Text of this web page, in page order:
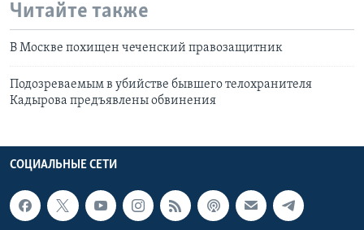
Читайте также
В Москве похищен чеченский правозащитник
Подозреваемым в убийстве бывшего телохранителя
Кадырова предъявлены обвинения
СОЦИАЛЬНЫЕ СЕТИ